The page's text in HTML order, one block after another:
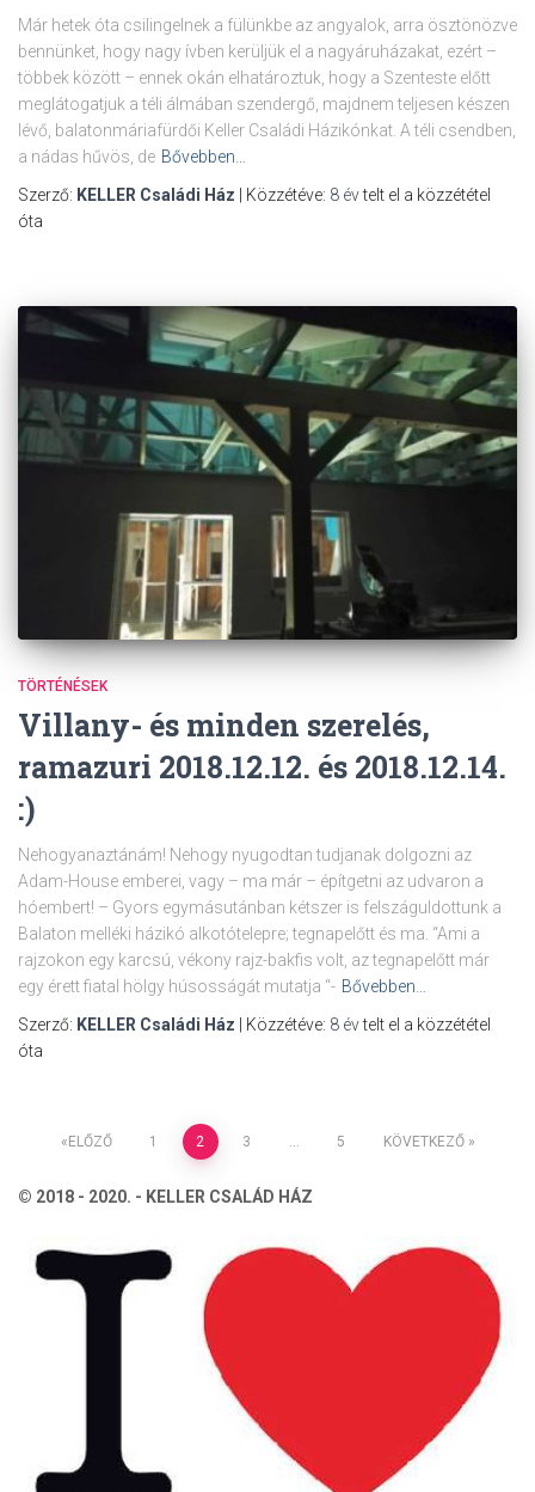
Már hetek óta csilingelnek a fülünkbe az angyalok, arra ösztönözve
bennünket, hogy nagy ívben kerüljük el a nagyáruházakat, ezért –
többek között – ennek okán elhatároztuk, hogy a Szenteste előtt
meglátogatjuk a téli álmában szendergő, majdnem teljesen készen
lévő, balatonmáriafürdői Keller Családi Házikónkat. A téli csendben,
a nádas hűvös, de Bővebben…
Szerző: KELLER Családi Ház | Közzétéve: 8 évtelt el a közzététel
óta
TÖRTÉNÉSEK
Villany- és minden szerelés,
ramazuri 2018.12.12. és 2018.12.14.
:)
Nehogyanaztánám! Nehogy nyugodtan tudjanak dolgozni az
Adam-House emberei, vagy – ma már – építgetni az udvaron a
hóembert! – Gyors egymásutánban kétszer is felszáguldottunk a
Balaton melléki házikó alkotótelepre; tegnapelőtt és ma. “Ami a
rajzokon egy karcsú, vékony rajz-bakfis volt, az tegnapelőtt már
egy érett fiatal hölgy húsosságát mutatja “- Bővebben…
Szerző: KELLER Családi Ház | Közzétéve: 8 évtelt el a közzététel
óta
Bejegyzések
lapozása
ELŐZŐ 1 2 3 5 KÖVETKEZŐ
© 2018 - 2020. - KELLER CSALÁD HÁZ